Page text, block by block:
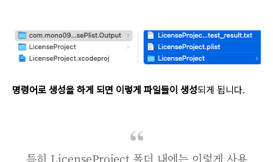
명령어로 생성을 하게 되면 이렇게 파일들이 생성되게 됩니다.
특히 LicenseProject 폴더 내에는 이렇게 사용